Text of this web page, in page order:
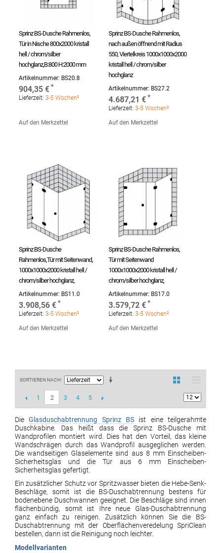
DieGlasduschabtrennung Sprinz BS ist eine teilgerahmte
Duschkabine. Das heißt dass die Sprinz BS-Dusche mit
Wandprofilen montiert wird. Dies hat den Vorteil, das kleine
Wandschrägen durch das Wandprofil ausgeglichen werden.
Die wandseitigen Glaselemente sind aus 8 mm Einscheiben-
Sicherheitsglas und die Tür aus 6 mm Einscheiben-
Sicherheitsglas gefertigt.
Ein zusätzlicher Schutz vor Spritzwasser bieten die Hebe-Senk-
Beschläge, somit ist die BS-Duschabtrennung bestens für
bodenebene Duschwannen geeignet. Die Beschläge sind innen
flächenbündig, somit ist Ihre neue Glas-Duschabtrennung
ganz einfach zu reinigen. Zusätzlich können Sie die BS-
Duschabtrennung mit der Oberflächenveredelung SpriClean
bestellen, dann ist die Reinigung noch leichter.
Modellvarianten
Sprinz BS-Dusche Rahmenlos,
Tür in Nische 800x2000 kristall
hell / chrom/silber
hochglanz,B:800 H:2000 mm
Artikelnummer: BS20.8
904,35 €
Lieferzeit: 3-5 Wochen²
Auf den Merkzettel
Sprinz BS-Dusche Rahmenlos,
nach außen öffnend mit Radius
550, Viertelkreis 1000x1000x2000
kristall hell / chrom/silber
hochglanz
Artikelnummer: BS27.2
4.687,21 €
Lieferzeit: 3-5 Wochen²
Auf den Merkzettel
Sprinz BS-Dusche
Rahmenlos,Tür mit Seitenwand,
1000x1000x2000 kristall hell /
chrom/silber hochglanz,
Artikelnummer: BS11.0
3.908,56 €
Lieferzeit: 3-5 Wochen²
Auf den Merkzettel
Sprinz BS-Dusche Rahmenlos,
Tür mit Seitenwand
1000x1000x2000 kristall hell /
chrom/silber hochglanz,
Artikelnummer: BS17.0
3.579,72 €
Lieferzeit: 3-5 Wochen²
Auf den Merkzettel
SORTIEREN NACH
1 2 3 4 5